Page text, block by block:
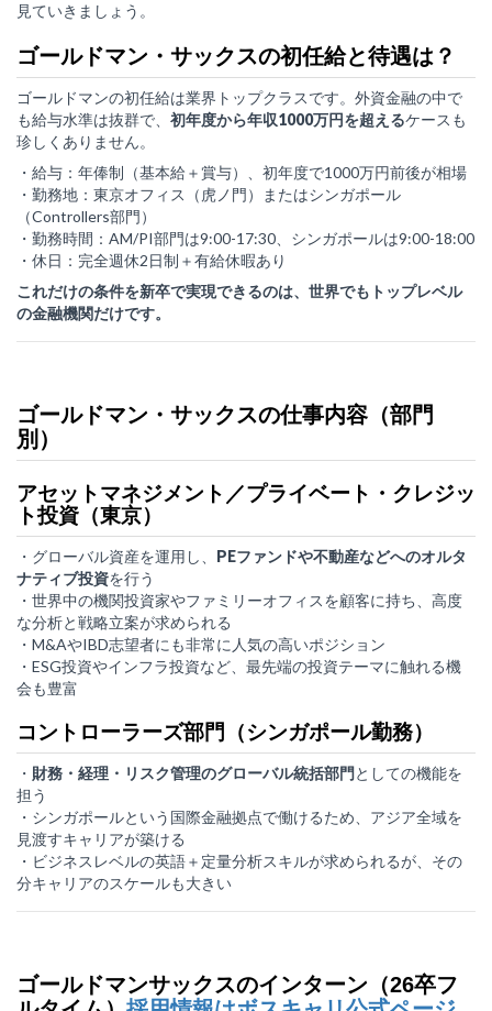
見ていきましょう。
ゴールドマン・サックスの初任給と待遇は？
ゴールドマンの初任給は業界トップクラスです。外資金融の中で
も給与水準は抜群で、 初年度から年収1000万円を超えるケースも
珍しくありません。
・給与：年俸制（基本給＋賞与）、初年度で1000万円前後が相場
・勤務地：東京オフィス（虎ノ門）またはシンガポール
（Controllers部門）
・勤務時間：AM/PI部門は9:00-17:30、シンガポールは9:00-18:00
・休日：完全週休2日制＋有給休暇あり
これだけの条件を新卒で実現できるのは、世界でもトップレベル
の金融機関だけです。
ゴールドマン・サックスの仕事内容（部門
別）
アセットマネジメント／プライベート・クレジッ
ト投資（東京）
・グローバル資産を運用し、 PEファンドや不動産などへのオルタ
ナティブ投資を行う
・世界中の機関投資家やファミリーオフィスを顧客に持ち、高度
な分析と戦略立案が求められる
・M&AやIBD志望者にも非常に人気の高いポジション
・ESG投資やインフラ投資など、最先端の投資テーマに触れる機
会も豊富
コントローラーズ部門（シンガポール勤務）
・ 財務・経理・リスク管理のグローバル統括部門としての機能を
担う
・シンガポールという国際金融拠点で働けるため、アジア全域を
見渡すキャリアが築ける
・ビジネスレベルの英語＋定量分析スキルが求められるが、その
分キャリアのスケールも大きい
ゴールドマンサックスのインターン（26卒フ